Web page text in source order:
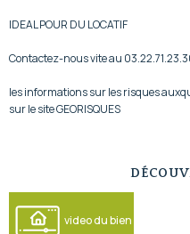
IDEAL POUR DU LOCATIF
Contactez-nous vite au
les informations sur les risques
sur le site GEORISQUES
video du bien